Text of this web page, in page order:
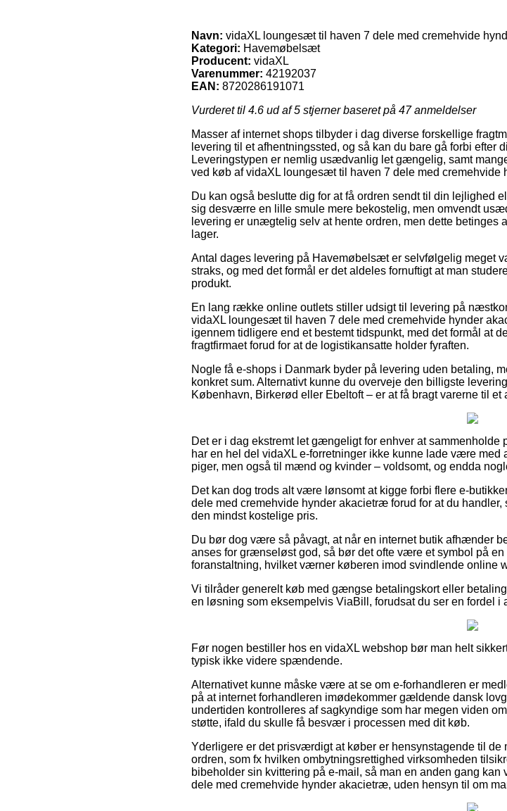
Navn: vidaXL loungesæt til haven 7 dele med cremehvide
Kategori: Havemøbelsæt
Producent: vidaXL
Varenummer: 42192037
EAN: 8720286191071
Vurderet til 4.6 ud af 5 stjerner baseret på 47anmeldelser
Masser af internet shops tilbyder i dag diverse forskellige
levering til et afhentningssted, og så kan du bare gå forbi efter
Leveringstypen er nemlig usædvanlig let gængelig, samt
ved køb af vidaXL loungesæt til haven 7 dele med cremehvide
Du kan også beslutte dig for at få ordren sendt til din lejlighed
sig desværre en lille smule mere bekostelig, men omvendt
levering er unægtelig selv at hente ordren, men dette betinges
lager.
Antal dages levering på Havemøbelsæt er selvfølgelig meget
straks, og med det formål er det aldeles fornuftigt at man
produkt.
En lang række online outlets stiller udsigt til levering på
vidaXL loungesæt til haven 7 dele med cremehvide hynder
igennem tidligere end et bestemt tidspunkt, med det formål at
fragtfirmaet forud for at de logistikansatte holder fyraften.
Nogle få e-shops i Danmark byder på levering uden betaling,
konkret sum. Alternativt kunne du overveje den billigste
København, Birkerød eller Ebeltoft – er at få bragt varerne til et
Det er i dag ekstremt let gængeligt for enhver at sammenholde
har en hel del vidaXL e-forretninger ikke kunne lade være med
piger, men også til mænd og kvinder – voldsomt, og endda
Det kan dog trods alt være lønsomt at kigge forbi flere e-
dele med cremehvide hynder akacietræ forud for at du
den mindst kostelige pris.
Du bør dog være så påvagt, at når en internet butik afhænder
anses for grænseløst god, så bør det ofte være et symbol på
foranstaltning, hvilket værner køberen imod svindlende online
Vi tilråder generelt køb med gængse betalingskort eller
en løsning som eksempelvis ViaBill, forudsat du ser en fordel i
Før nogen bestiller hos en vidaXL webshop bør man helt
typisk ikke videre spændende.
Alternativet kunne måske være at se om e-forhandleren er
på at internet forhandleren imødekommer gældende dansk
undertiden kontrolleres af sagkyndige som har megen viden
støtte, ifald du skulle få besvær i processen med dit køb.
Yderligere er det prisværdigt at køber er hensynstagende til
ordren, som fx hvilken ombytningsrettighed virksomheden
bibeholder sin kvittering på e-mail, så man en anden gang
dele med cremehvide hynder akacietræ, uden hensyn til om